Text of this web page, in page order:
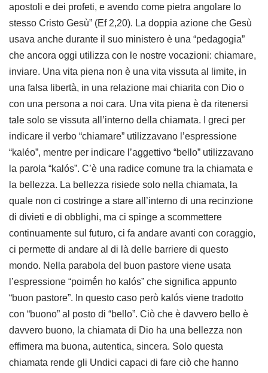
apostoli e dei profeti, e avendo come pietra angolare lo
stesso Cristo Gesù” (Ef 2,20). La doppia azione che Gesù
usava anche durante il suo ministero è una “pedagogia”
che ancora oggi utilizza con le nostre vocazioni: chiamare,
inviare. Una vita piena non è una vita vissuta al limite, in
una falsa libertà, in una relazione mai chiarita con Dio o
con una persona a noi cara. Una vita piena è da ritenersi
tale solo se vissuta all’interno della chiamata. I greci per
indicare il verbo “chiamare” utilizzavano l’espressione
“kaléo”, mentre per indicare l’aggettivo “bello” utilizzavano
la parola “kalós”. C’è una radice comune tra la chiamata e
la bellezza. La bellezza risiede solo nella chiamata, la
quale non ci costringe a stare all’interno di una recinzione
di divieti e di obblighi, ma ci spinge a scommettere
continuamente sul futuro, ci fa andare avanti con coraggio,
ci permette di andare al di là delle barriere di questo
mondo. Nella parabola del buon pastore viene usata
l’espressione “poimḗn ho kalós” che significa appunto
“buon pastore”. In questo caso però kalós viene tradotto
con “buono” al posto di “bello”. Ciò che è davvero bello è
davvero buono, la chiamata di Dio ha una bellezza non
effimera ma buona, autentica, sincera. Solo questa
chiamata rende gli Undici capaci di fare ciò che hanno